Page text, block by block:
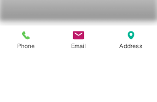
Phone Email Address